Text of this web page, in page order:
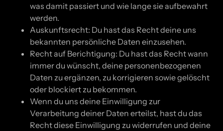
was damit passiert und wie lange sie aufbewahrt
werden.
Auskunftsrecht: Du hast das Recht deine uns
bekannten persönliche Daten einzusehen.
Recht auf Berichtigung: Du hast das Recht wann
immer du wünscht, deine personenbezogenen
Daten zu ergänzen, zu korrigieren sowie gelöscht
oder blockiert zu bekommen.
Wenn du uns deine Einwilligung zur
Verarbeitung deiner Daten erteilst, hast du das
Recht diese Einwilligung zu widerrufen und deine